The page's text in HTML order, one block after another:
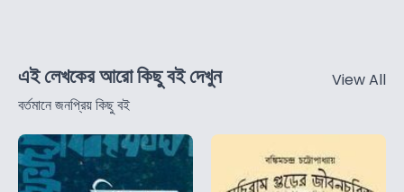
এই লেখকের আরো কিছু বই দেখুন
বর্তমানে জনপ্রিয় কিছু বই
View All